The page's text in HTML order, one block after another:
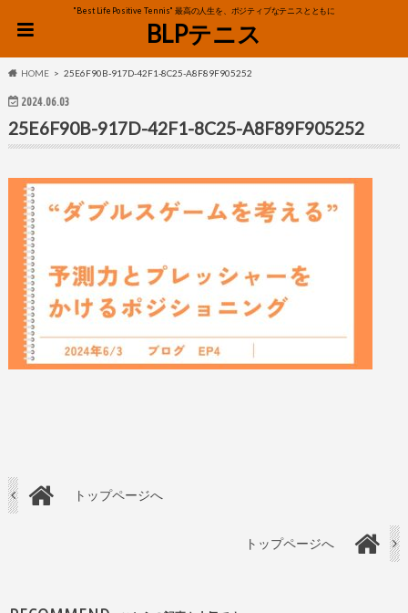
"Best Life Positive Tennis" 最高の人生を、ポジティブなテニスとともに
BLPテニス
HOME 25E6F90B-917D-42F1-8C25-A8F89F905252
2024.06.03
25E6F90B-917D-42F1-8C25-A8F89F905252
トップページへ
トップページへ